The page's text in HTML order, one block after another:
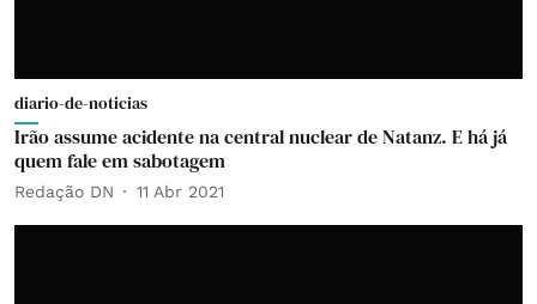
diario-de-noticias
Irão assume acidente na central nuclear de Natanz. E há já
quem fale em sabotagem
Redação DN 11 Abr 2021